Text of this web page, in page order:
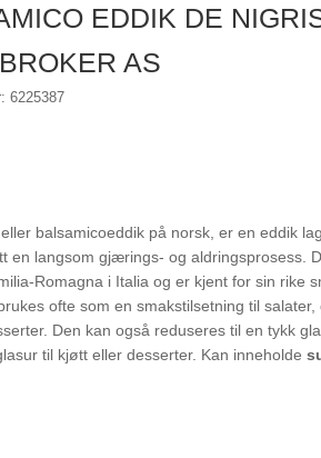
EDDIK DE
AS
6225387
balsamicoeddik på norsk, er en eddik
en langsom gjærings- og aldringsprosess.
Romagna i Italia og er kjent for sin rike
ofte som en smakstilsetning til
Den kan også reduseres til en tykk
til kjøtt eller desserter. Kan inneholde